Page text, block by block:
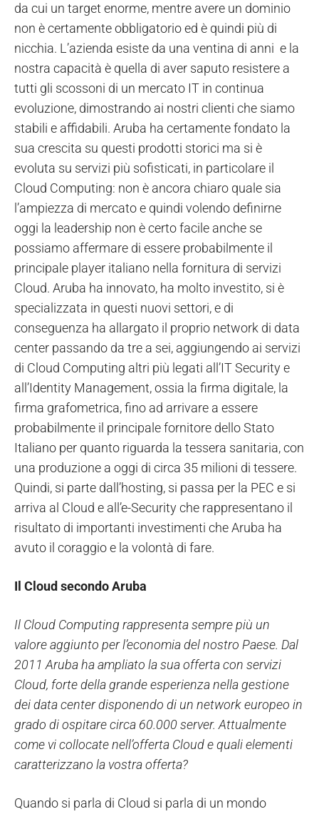
da cui un target enorme, mentre avere un dominio
non è certamente obbligatorio ed è quindi più di
nicchia. L’azienda esiste da una ventina di anni e la
nostra capacità è quella di aver saputo resistere a
tutti gli scossoni di un mercato IT in continua
evoluzione, dimostrando ai nostri clienti che siamo
stabili e affidabili. Aruba ha certamente fondato la
sua crescita su questi prodotti storici ma si è
evoluta su servizi più sofisticati, in particolare il
Cloud Computing: non è ancora chiaro quale sia
l’ampiezza di mercato e quindi volendo definirne
oggi la leadership non è certo facile anche se
possiamo affermare di essere probabilmente il
principale player italiano nella fornitura di servizi
Cloud. Aruba ha innovato, ha molto investito, si è
specializzata in questi nuovi settori, e di
conseguenza ha allargato il proprio network di data
center passando da tre a sei, aggiungendo ai servizi
di Cloud Computing altri più legati all’IT Security e
all’Identity Management, ossia la firma digitale, la
firma grafometrica, fino ad arrivare a essere
probabilmente il principale fornitore dello Stato
Italiano per quanto riguarda la tessera sanitaria, con
una produzione a oggi di circa 35 milioni di tessere.
Quindi, si parte dall’hosting, si passa per la PEC e si
arriva al Cloud e all’e-Security che rappresentano il
risultato di importanti investimenti che Aruba ha
avuto il coraggio e la volontà di fare.
Il Cloud secondo Aruba
Il Cloud Computing rappresenta sempre più un
valore aggiunto per l’economia del nostro Paese. Dal
2011 Aruba ha ampliato la sua offerta con servizi
Cloud, forte della grande esperienza nella gestione
dei data center disponendo di un network europeo in
grado di ospitare circa 60.000 server. Attualmente
come vi collocate nell’offerta Cloud e quali elementi
caratterizzano la vostra offerta?
Quando si parla di Cloud si parla di un mondo